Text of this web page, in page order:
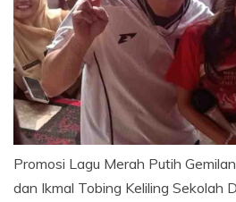
Promosi Lagu Merah Putih
dan Ikmal Tobing Keliling Sekolah